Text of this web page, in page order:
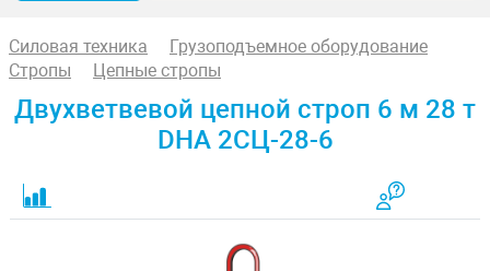
Силовая техника
Грузоподъемное оборудование
Стропы
Цепные стропы
Двухветвевой цепной строп 6 м 28 т
DHA 2СЦ-28-6